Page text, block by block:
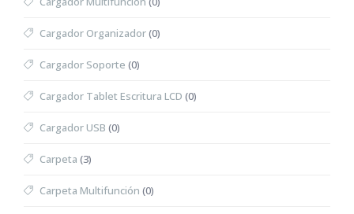
Cargador Organizador(0)
Cargador Soporte (0)
Cargador Tablet Escritura LCD (0)
Cargador USB (0)
Carpeta (3)
Carpeta Multifunción (0)